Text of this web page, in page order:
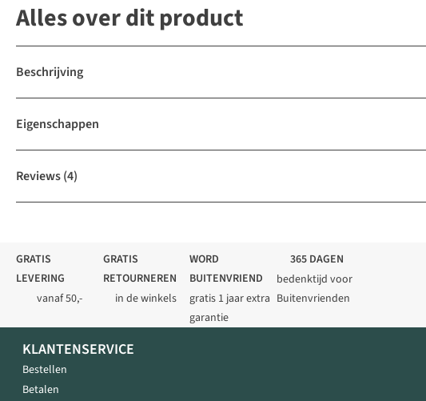
Alles over dit product
Beschrijving
Eigenschappen
Reviews(4)
GRATIS
LEVERING
vanaf 50,-
GRATIS
RETOURNEREN
in de winkels
WORD
BUITENVRIEND
gratis 1 jaar extra
garantie
365 DAGEN
bedenktijd voor
Buitenvrienden
KLANTENSERVICE
Bestellen
Betalen